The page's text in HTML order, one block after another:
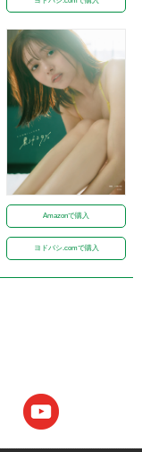
Amazonで購入
ヨドバシ.comで購入